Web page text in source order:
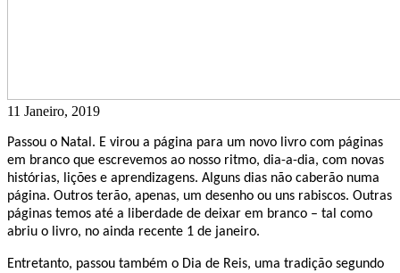
11 Janeiro, 2019
Passou o Natal. E virou a página para um novo livro com páginas
em branco que escrevemos ao nosso ritmo, dia-a-dia, com novas
histórias, lições e aprendizagens. Alguns dias não caberão numa
página. Outros terão, apenas, um desenho ou uns rabiscos. Outras
páginas temos até a liberdade de deixar em branco – tal como
abriu o livro, no ainda recente 1 de janeiro.
Entretanto, passou também o Dia de Reis, uma tradição segundo